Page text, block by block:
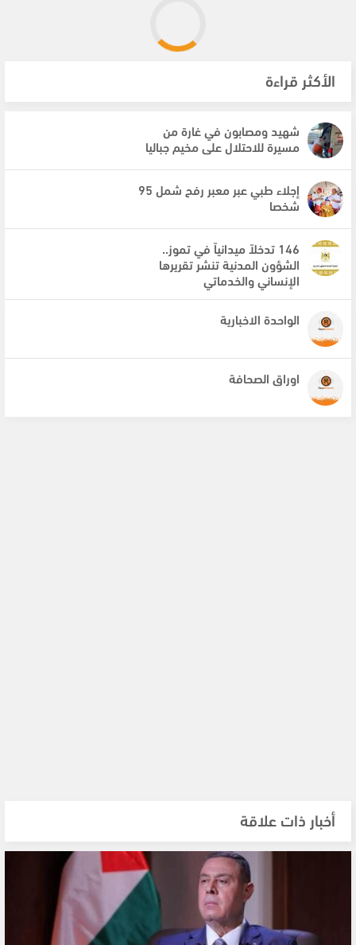
الأكثر قراءة
شهيد ومصابون في غارة من
مسيرة للاحتلال على مخيم جباليا
إجلاء طبي عبر معبر رفح شمل 95
شخصا
146 تدخلاً ميدانياً في تموز..
الشؤون المدنية تنشر تقريرها
الإنساني والخدماتي
الواحدة الاخبارية
اوراق الصحافة
أخبار ذات علاقة